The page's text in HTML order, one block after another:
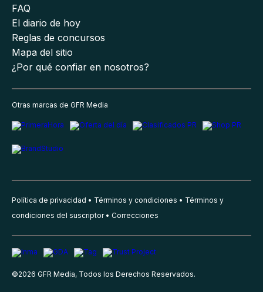
FAQ
El diario de hoy
Reglas de concursos
Mapa del sitio
¿Por qué confiar en nosotros?
Otras marcas de GFR Media
Política de privacidad Términos y condiciones
Términos y
condiciones del suscriptor
Correcciones
©2026 GFR Media, Todos los Derechos Reservados.